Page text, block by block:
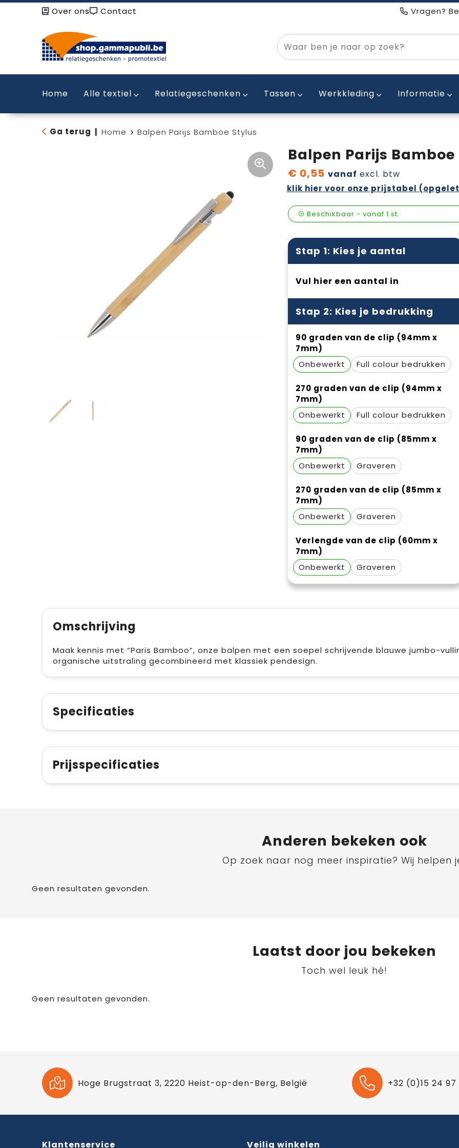
Over ons Contact Vragen?
Home Alle textiel Relatiegeschenken Tassen Werkkleding Informatie
Ga terug Home Balpen Parijs Bamboe Stylus
Balpen Parijs
€ 0,55 vanaf excl. btw
klik hier voor onze prijstabel
Beschikbaar - vanaf 1 st.
Stap 1: Kies je aantal
Vul hier een aantal in
Stap 2: Kies je bedrukking
90 graden van de clip (94mm x
7mm)
Onbewerkt
Full colour
270 graden van de clip (94mm x
7mm)
Onbewerkt
Full colour
90 graden van de clip (85mm x
7mm)
Onbewerkt
Graveren
270 graden van de clip (85mm x
7mm)
Onbewerkt
Graveren
Verlengde van de clip (60mm x
7mm)
Onbewerkt
Graveren
Omschrijving
Maak kennis met “Paris Bamboo”, onze balpen met een soepel schrijvende blauwe jumbo-
organische uitstraling gecombineerd met klassiek pendesign.
Specificaties
Prijsspecificaties
Anderen bekeken ook
Op zoek naar nog meer inspiratie? Wij helpen
Geen resultaten gevonden.
Laatst door jou bekeken
Toch wel leuk hé!
Geen resultaten gevonden.
Hoge Brugstraat 3, 2220 Heist-op-den-Berg, België +32 (0)15 24
Klantenservice Veilig winkelen